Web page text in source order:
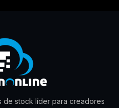
de stock líder para creadores